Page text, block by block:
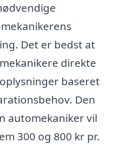
Det er bedst at
direkte
baseret
Den
automekaniker vil
300 og 800 kr pr.